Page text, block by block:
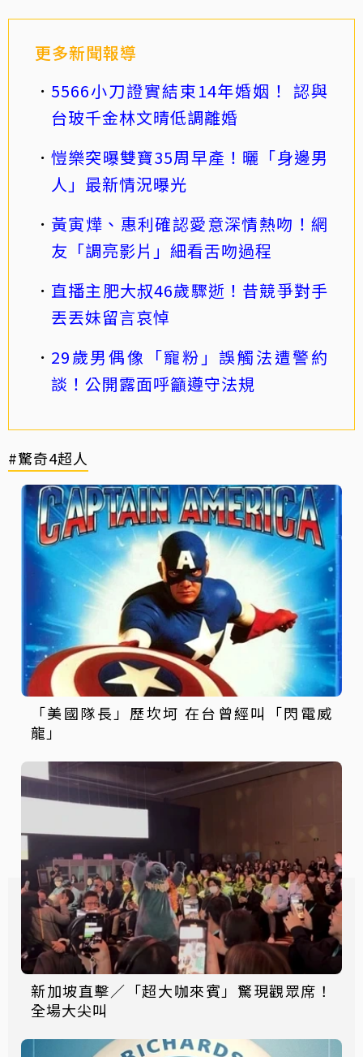
更多新聞報導
5566小刀證實結束14年婚姻！ 認與
台玻千金林文晴低調離婚
愷樂突曝雙寶35周早產！曬「身邊男
人」最新情況曝光
黃寅燁、惠利確認愛意深情熱吻！網
友「調亮影片」細看舌吻過程
直播主肥大叔46歲驟逝！昔競爭對手
丟丟妹留言哀悼
29歲男偶像「寵粉」誤觸法遭警約
談！公開露面呼籲遵守法規
#驚奇4超人
「美國隊長」歷坎坷 在台曾經叫「閃電威
龍」
新加坡直擊／「超大咖來賓」驚現觀眾席！
全場大尖叫